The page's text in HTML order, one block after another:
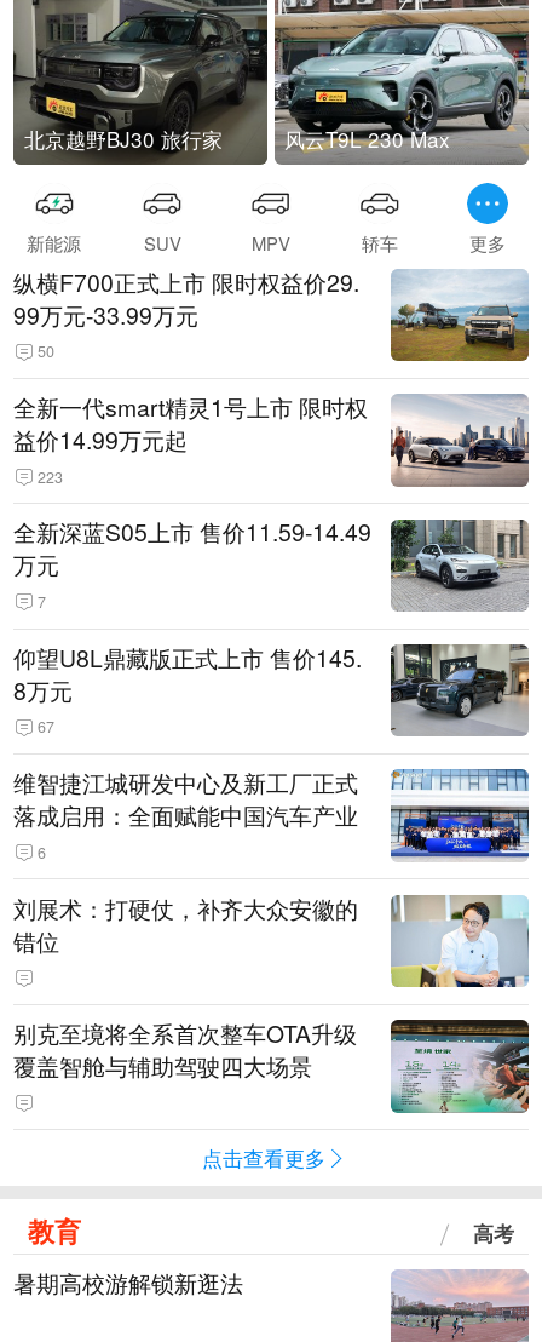
北京越野BJ30 旅行家 风云T9L 230 Max
新能源 SUV MPV 轿车 更多
纵横F700正式上市 限时权益价29.
99万元-33.99万元
50
全新一代smart精灵1号上市 限时权
益价14.99万元起
223
全新深蓝S05上市 售价11.59-14.49
万元
7
仰望U8L鼎藏版正式上市 售价145.
8万元
67
维智捷江城研发中心及新工厂正式
落成启用：全面赋能中国汽车产业
6
刘展术：打硬仗，补齐大众安徽的
错位
别克至境将全系首次整车OTA升级
覆盖智舱与辅助驾驶四大场景
点击查看更多
教育 高考
暑期高校游解锁新逛法